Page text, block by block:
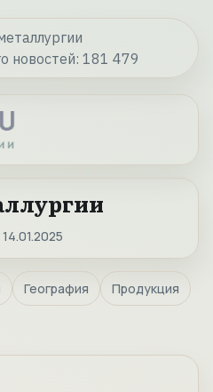
новостей: 181 479
География Продукция